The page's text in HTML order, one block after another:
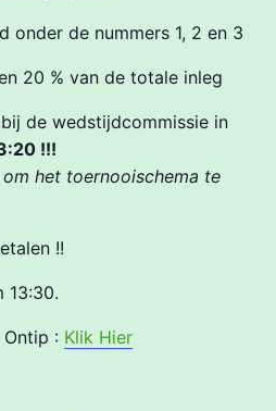
onder de nummers 1, 2 en 3
20 % van de totale inleg
bij de wedstijdcommissie in
!!!
het toernooischema te
!!
13:30.
: Klik Hier